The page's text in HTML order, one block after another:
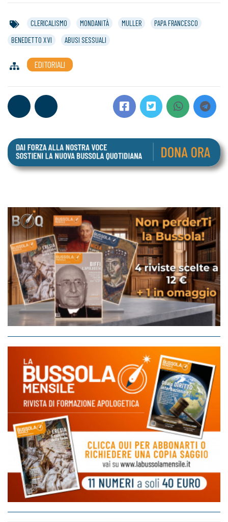
CLERICALISMO MONDANITÀ MULLER
PAPA FRANCESCO
BENEDETTO XVI
ABUSI SESSUALI
EDITORIALI